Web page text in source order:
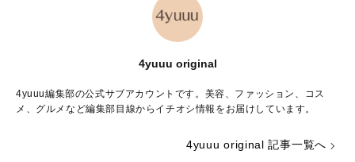
4yuuu original
4yuuu編集部の公式サブアカウントです。美容、ファッション、コス
メ、グルメなど編集部目線からイチオシ情報をお届けしています。
4yuuu original 記事一覧へ